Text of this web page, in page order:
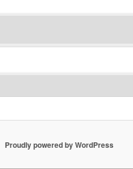
Proudly powered by WordPress